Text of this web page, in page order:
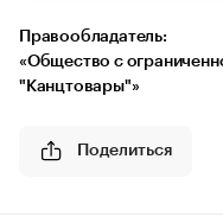
Правообладатель:
«Общество с
"Канцтовары"»
Поделиться